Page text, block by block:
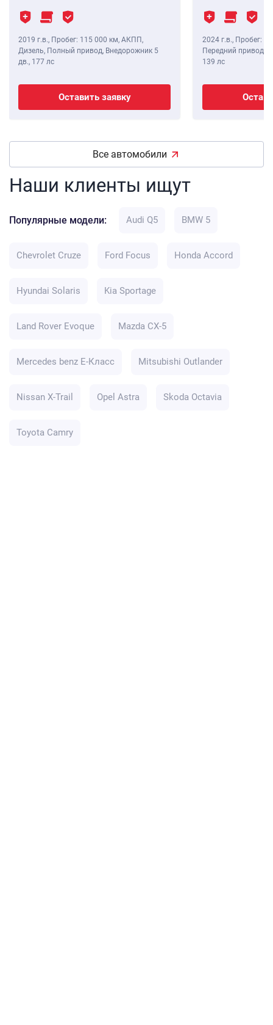
2019 г.в., Пробег: 115 000 км, АКПП,
Дизель, Полный привод, Внедорожник 5
дв., 177 лс
Оставить заявку
2024 г.в., Пробег: 8
Передний привод,
139 лс
Все автомобили
Наши клиенты ищут
Популярные модели: Audi Q5 BMW 5
Chevrolet Cruze Ford Focus Honda Accord
Hyundai Solaris Kia Sportage
Land Rover Evoque Mazda CX-5
Mercedes benz E-Класс Mitsubishi Outlander
Nissan X-Trail Opel Astra Skoda Octavia
Toyota Camry